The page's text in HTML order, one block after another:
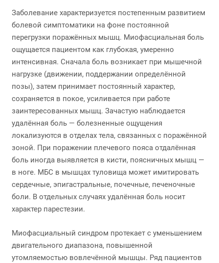
Заболевание характеризуется постепенным развитием
болевой симптоматики на фоне постоянной
перегрузки поражённых мышц. Миофасциальная боль
ощущается пациентом как глубокая, умеренно
интенсивная. Сначала боль возникает при мышечной
нагрузке (движении, поддержании определённой
позы), затем принимает постоянный характер,
сохраняется в покое, усиливается при работе
заинтересованных мышц. Зачастую наблюдается
удалённая боль — болезненные ощущения
локализуются в отделах тела, связанных с поражённой
зоной. При поражении плечевого пояса отдалённая
боль иногда выявляется в кисти, поясничных мышц —
в ноге. МБС в мышцах туловища может имитировать
сердечные, эпигастральные, почечные, печеночные
боли. В отдельных случаях удалённая боль носит
характер парестезии.
Миофасциальный синдром протекает с уменьшением
двигательного диапазона, повышенной
утомляемостью вовлечённой мышцы. Ряд пациентов